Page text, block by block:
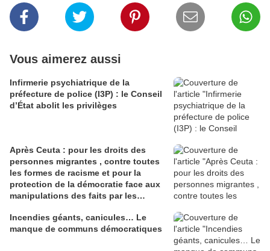
Vous aimerez aussi
Infirmerie psychiatrique de la
préfecture de police (I3P) : le Conseil
d’État abolit les privilèges
Après Ceuta : pour les droits des
personnes migrantes , contre toutes
les formes de racisme et pour la
protection de la démocratie face aux
manipulations des faits par les
Incendies géants, canicules… Le
manque de communs démocratiques